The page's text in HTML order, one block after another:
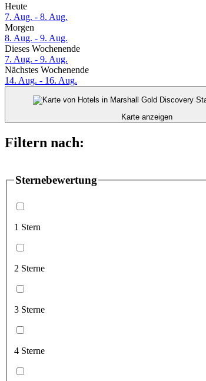
Heute
7. Aug. - 8. Aug.
Morgen
8. Aug. - 9. Aug.
Dieses Wochenende
7. Aug. - 9. Aug.
Nächstes Wochenende
14. Aug. - 16. Aug.
Karte anzeigen
Filtern nach:
Sternebewertung
1 Stern
2 Sterne
3 Sterne
4 Sterne